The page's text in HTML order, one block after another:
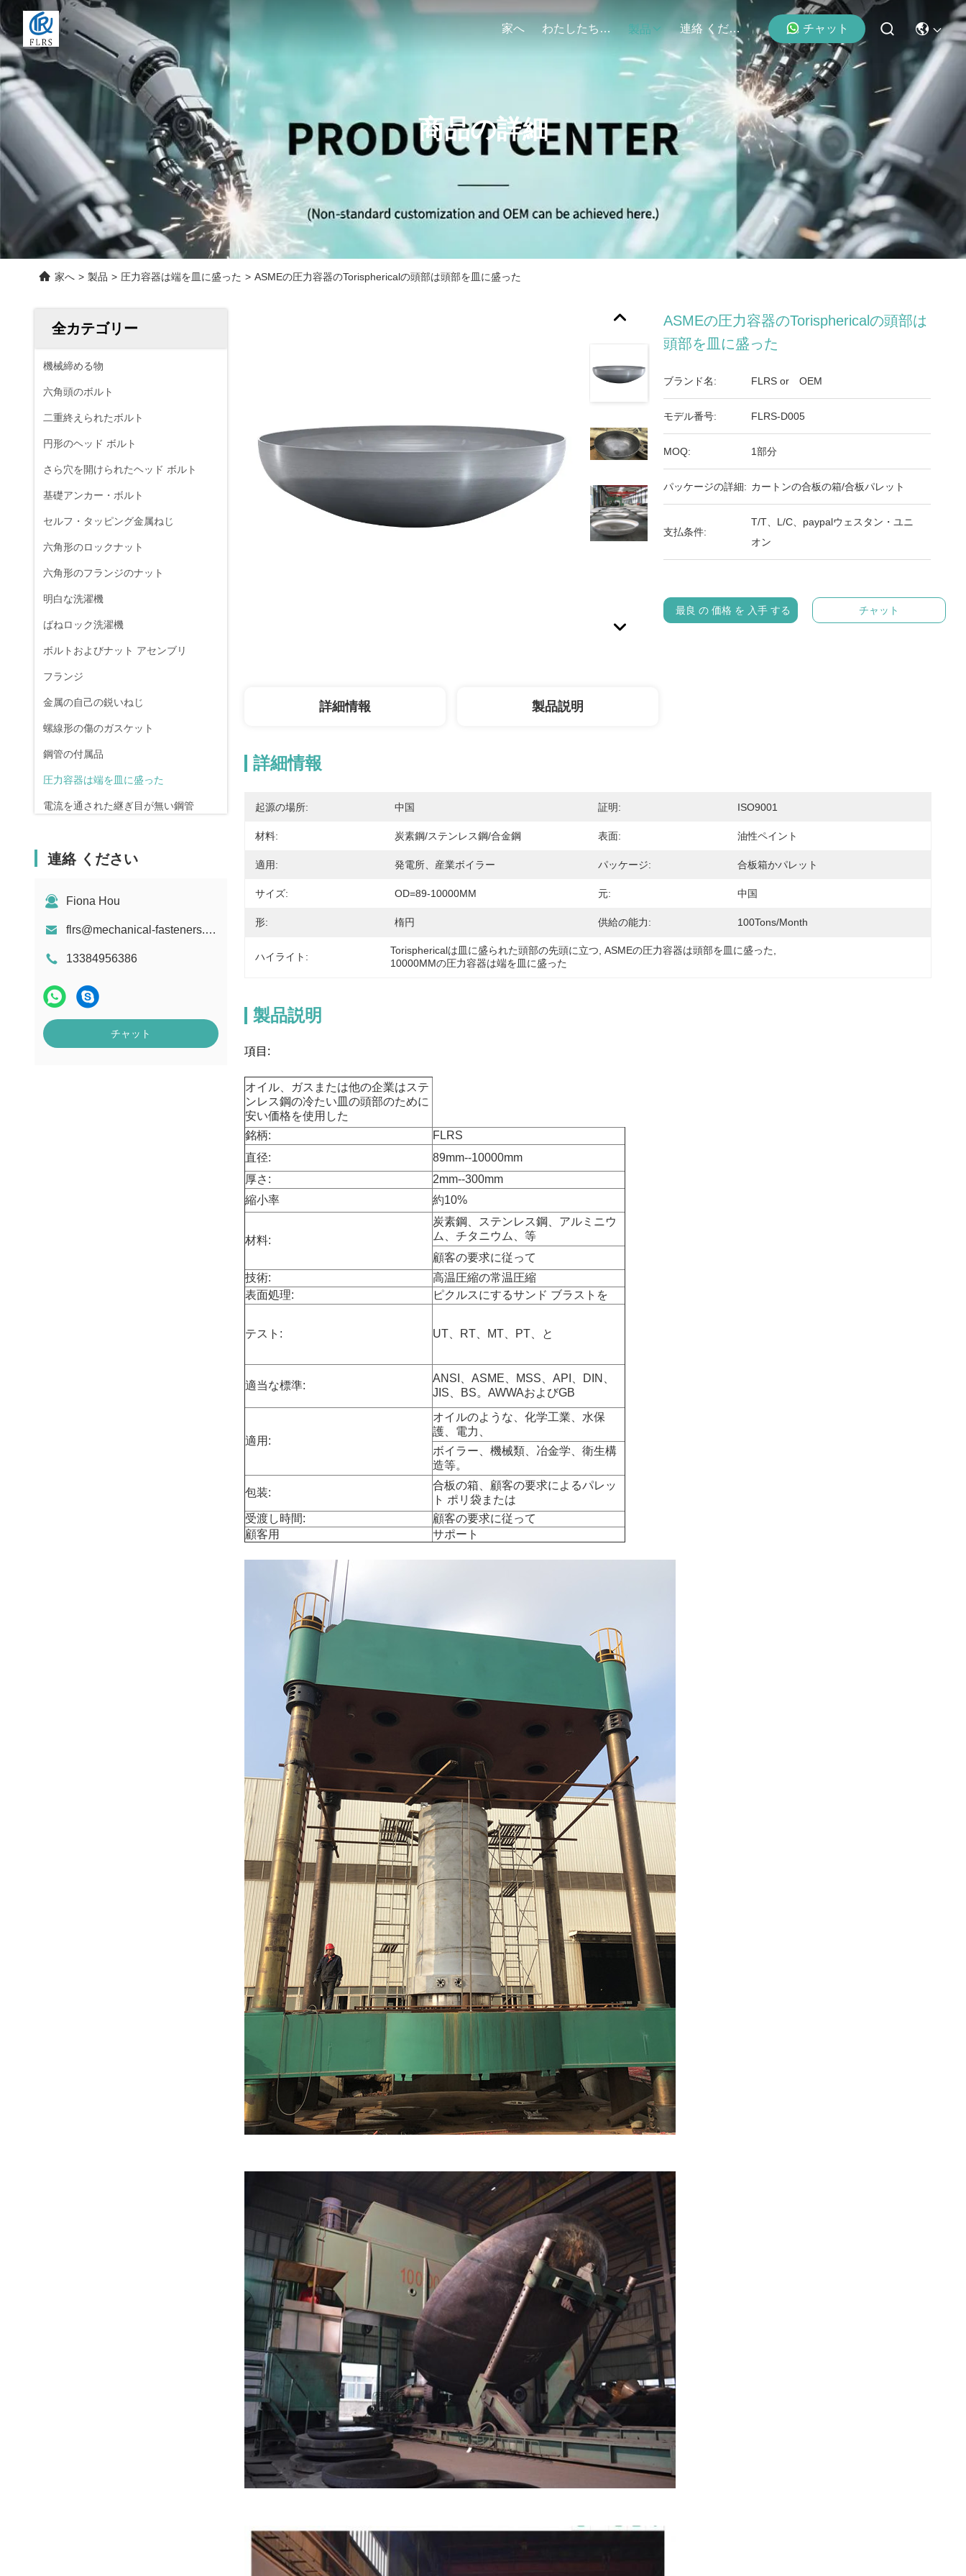
家へ わたしたち に つい て 製品 連絡 ください チャット
商品の詳細
家へ > 製品 > 圧力容器は端を皿に盛った > ASMEの圧力容器のTorisphericalの頭部は頭部を皿に盛った
全カテゴリー
機械締める物
六角頭のボルト
二重終えられたボルト
円形のヘッド ボルト
さら穴を開けられたヘッド ボルト
基礎アンカー・ボルト
セルフ・タッピング金属ねじ
六角形のロックナット
六角形のフランジのナット
明白な洗濯機
ばねロック洗濯機
ボルトおよびナット アセンブリ
フランジ
金属の自己の鋭いねじ
螺線形の傷のガスケット
鋼管の付属品
圧力容器は端を皿に盛った
電流を通された継ぎ目が無い鋼管
圧縮ばね
連絡 ください
Fiona Hou
flrs@mechanical-fasteners.com
13384956386
チャット
ASMEの圧力容器のTorisphericalの頭部は
頭部を皿に盛った
ブランド名: FLRS or OEM
モデル番号: FLRS-D005
MOQ: 1部分
パッケージの詳細: カートンの合板の箱/合板パレット
支払条件:
T/T、L/C、paypalウェスタン・ユニ
オン
最良 の 価格 を 入手 する チャット
詳細情報 製品説明
詳細情報
起源の場所: 中国 証明: ISO9001
材料: 炭素鋼/ステンレス鋼/合金鋼 表面: 油性ペイント
適用: 発電所、産業ボイラー パッケージ: 合板箱かパレット
サイズ: OD=89-10000MM 元: 中国
形: 楕円 供給の能力: 100Tons/Month
ハイライト:
Torisphericalは皿に盛られた頭部の先頭に立つ , ASMEの圧力容器は頭部を皿に盛った
10000MMの圧力容器は端を皿に盛った
製品説明
項目:
オイル、ガスまたは他の企業はステ
ンレス鋼の冷たい皿の頭部のために
安い価格を使用した
銘柄:
FLRS
直径:
89mm--10000mm
厚さ:
2mm--300mm
縮小率
約10%
材料:
炭素鋼、ステンレス鋼、アルミニウ
ム、チタニウム、等
顧客の要求に従って
技術:
高温圧縮の常温圧縮
表面処理:
ピクルスにするサンド ブラストを
テスト: UT、RT、MT、PT、と
適当な標準:
ANSI、ASME、MSS、API、DIN、
JIS、BS。AWWAおよびGB
適用:
オイルのような、化学工業、水保
護、電力、
ボイラー、機械類、冶金学、衛生構
造等。
包装:
合板の箱、顧客の要求によるパレッ
ト ポリ袋または
受渡し時間:
顧客の要求に従って
顧客用
サポート